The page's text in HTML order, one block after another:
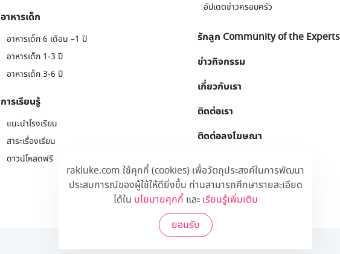
rakluke.com ใช้คุกกี้ (cookies) เพื่อวัตถุประสงค์ในการพัฒนา
ประสบการณ์ของผู้ใช้ให้ดียิ่งขึ้น ท่านสามารถศึกษารายละเอียด
ได้ใน นโยบายคุกกี้และ เรียนรู้เพิ่มเติม
ยอมรับ
อาหารเด็ก
อาหารเด็ก 6 เดือน –1 ปี
อาหารเด็ก 1-3 ปี
อาหารเด็ก 3-6 ปี
การเรียนรู้
แนะนำโรงเรียน
สาระเรื่องเรียน
ดาวน์โหลดฟรี
อัปเดตข่าวครอบครัว
รักลูก Community of the Experts
ข่าวกิจกรรม
เกี่ยวกับเรา
ติดต่อเรา
ติดต่อลงโฆษณา